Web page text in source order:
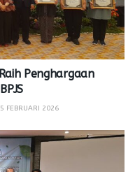
Penghargaan
5 FEBRUARI 2026